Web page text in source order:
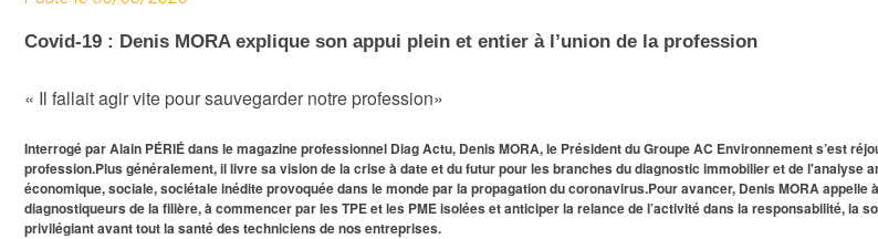
Covid-19 : Denis MORA explique son appui plein et entier à l’union de la profession
« Il fallait agir vite pour sauvegarder notre profession»
Interrogé par Alain PÉRIÉ dans le magazine professionnel Diag Actu, Denis MORA, le Président du Groupe AC Environnement s’est
profession.Plus généralement, il livre sa vision de la crise à date et du futur pour les branches du diagnostic immobilier et de l'analyse
économique, sociale, sociétale inédite provoquée dans le monde par la propagation du coronavirus.Pour avancer, Denis MORA appelle
diagnostiqueurs de la filière, à commencer par les TPE et les PME isolées et anticiper la relance de l’activité dans la responsabilité, la
privilégiant avant tout la santé des techniciens de nos entreprises.